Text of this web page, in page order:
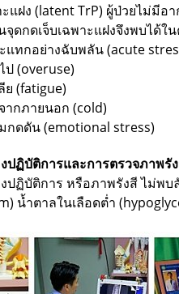
ะแฝง (latent TrP) ผู้ป่วยไม่มี
ดกดเจ็บเฉพาะแฝงจึงพบได้ใ
แทกอย่างฉับพลัน (acute
ป (overuse)
ย (fatigue)
ากภายนอก (cold)
กดดัน (emotional stress)
ปฏิบัติการและการตรวจภาพรั
ปฏิบัติการ หรือภาพรังสี ไม่พ
น้ำตาลในเลือดต่ำ